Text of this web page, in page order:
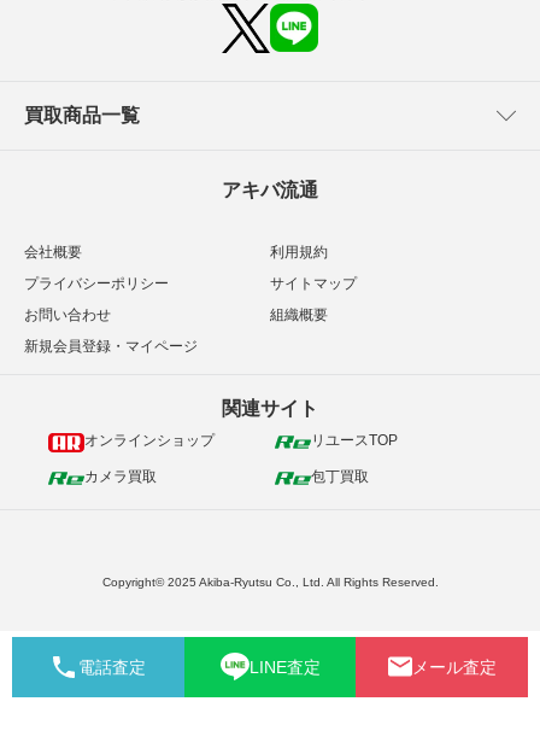
買取商品一覧
アキバ流通
会社概要
利用規約
プライバシーポリシー
サイトマップ
お問い合わせ
組織概要
新規会員登録・マイページ
関連サイト
オンラインショップ リユースTOP
カメラ買取 包丁買取
Copyright© 2025 Akiba-Ryutsu Co., Ltd. All Rights Reserved.
電話査定 LINE査定 メール査定